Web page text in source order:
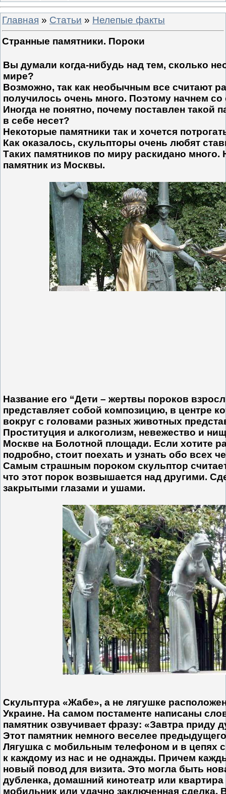
Главная » Статьи » Нелепые факты
Странные памятники. Пороки
Вы думали когда-нибудь над тем, сколько
мире?
Возможно, так как необычным все считают
получилось очень много. Поэтому начнем со
Иногда не понятно, почему поставлен такой
в себе несет?
Некоторые памятники так и хочется
Как оказалось, скульпторы очень любят
Таких памятников по миру раскидано
памятник из Москвы.
Название его “Дети – жертвы пороков
представляет собой композицию, в центре
вокруг с головами разных животных
Проституция и алкоголизм, невежество и
Москве на Болотной площади. Если хотите
подробно, стоит поехать и узнать обо всех
Самым страшным пороком скульптор
что этот порок возвышается над другими.
закрытыми глазами и ушами.
Скульптура «Жабе», а не лягушке
Украине. На самом постаменте написаны
памятник озвучивает фразу: «Завтра приду
Этот памятник немного веселее
Лягушка с мобильным телефоном и в цепях
к каждому из нас и не однажды. Причем
новый повод для визита. Это могла быть
дубленка, домашний кинотеатр или квартира
мобильник или удачно заключенная сделка.